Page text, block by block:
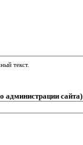
текст.
администрации сайта)